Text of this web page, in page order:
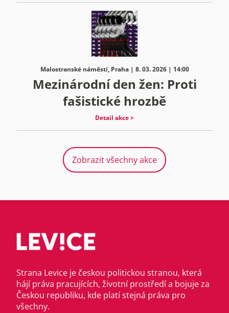
Malostranské náměstí, Praha | 8. 03. 2026 | 14:00
Mezinárodní den žen: Proti
fašistické hrozbě
Detail akce >
Zobrazit všechny akce
Strana Levice je českou politickou stranou, která
hájí práva pracujících, životní prostředí a bojuje za
Českou republiku, kde platí stejná práva pro
všechny.